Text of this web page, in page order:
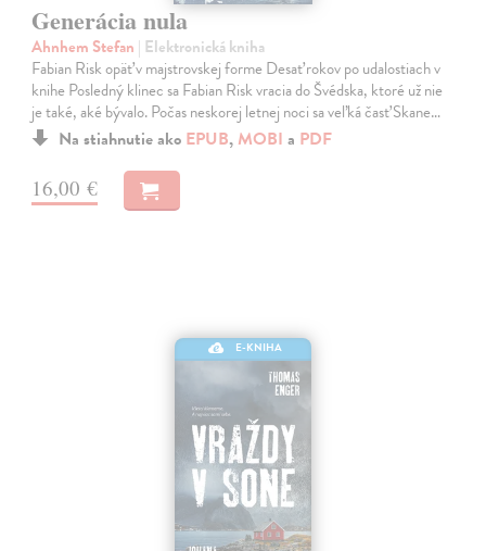
Generácia nula
Ahnhem Stefan | Elektronická kniha
Fabian Risk opäť v majstrovskej forme Desať rokov po udalostiach v
knihe Posledný klinec sa Fabian Risk vracia do Švédska, ktoré už nie
je také, aké bývalo. Počas neskorej letnej noci sa veľká časť Skane…
Na stiahnutie ako EPUB, MOBI a PDF
16,00 €
E-KNIHA